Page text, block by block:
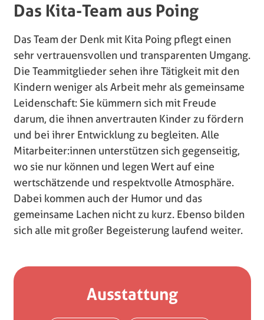
Das Kita-Team aus Poing
Das Team der Denk mit Kita Poing pflegt einen
sehr vertrauensvollen und transparenten Umgang.
Die Teammitglieder sehen ihre Tätigkeit mit den
Kindern weniger als Arbeit mehr als gemeinsame
Leidenschaft: Sie kümmern sich mit Freude
darum, die ihnen anvertrauten Kinder zu fördern
und bei ihrer Entwicklung zu begleiten. Alle
Mitarbeiter:innen unterstützen sich gegenseitig,
wo sie nur können und legen Wert auf eine
wertschätzende und respektvolle Atmosphäre.
Dabei kommen auch der Humor und das
gemeinsame Lachen nicht zu kurz. Ebenso bilden
sich alle mit großer Begeisterung laufend weiter.
Ausstattung